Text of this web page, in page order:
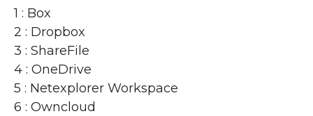
1 : Box
2 : Dropbox
3 : ShareFile
4 : OneDrive
5 : Netexplorer Workspace
6 : Owncloud